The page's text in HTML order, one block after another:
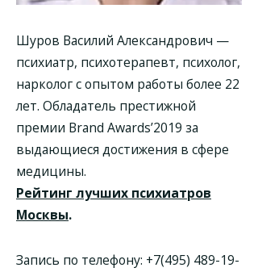
Шуров Василий Александрович —
психиатр, психотерапевт, психолог,
нарколог с опытом работы более 22
лет. Обладатель престижной
премии Brand Awards’2019 за
выдающиеся достижения в сфере
медицины.
Рейтинг лучших психиатров
Москвы.
Запись по телефону: +7(495) 489-19-